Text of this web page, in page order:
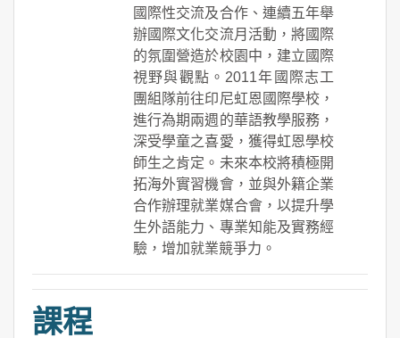
國際性交流及合作、連續五年舉
辦國際文化交流月活動，將國際
的氛圍營造於校園中，建立國際
視野與觀點。2011年國際志工
團組隊前往印尼虹恩國際學校，
進行為期兩週的華語教學服務，
深受學童之喜愛，獲得虹恩學校
師生之肯定。未來本校將積極開
拓海外實習機會，並與外籍企業
合作辦理就業媒合會，以提升學
生外語能力、專業知能及實務經
驗，增加就業競爭力。
課程